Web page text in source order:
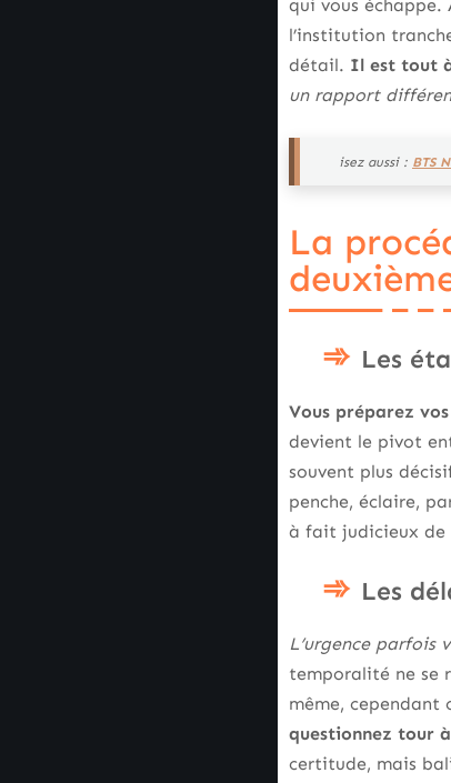
qui vous échappe.
l’institution
détail. Il est tout
un rapport
isez aussi : BTS
La
Les
Vous préparez
devient le pivot
souvent plus
penche, éclaire,
à fait judicieux de
Les
L’urgence parfois
temporalité ne se
même, cependant
questionnez tour
certitude, mais